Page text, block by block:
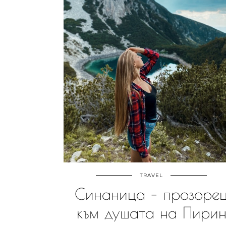
TRAVEL
Синаница –
към душата на Пирин